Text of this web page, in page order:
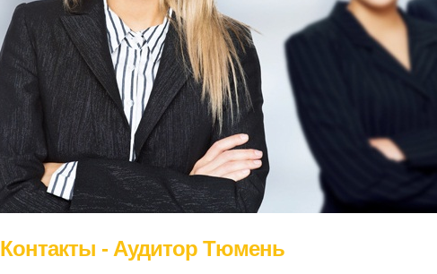
Контакты - Аудитор Тюмень